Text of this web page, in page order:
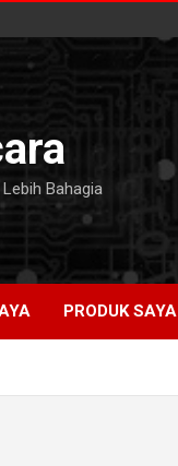
Bahagia
PRODUK SAYA